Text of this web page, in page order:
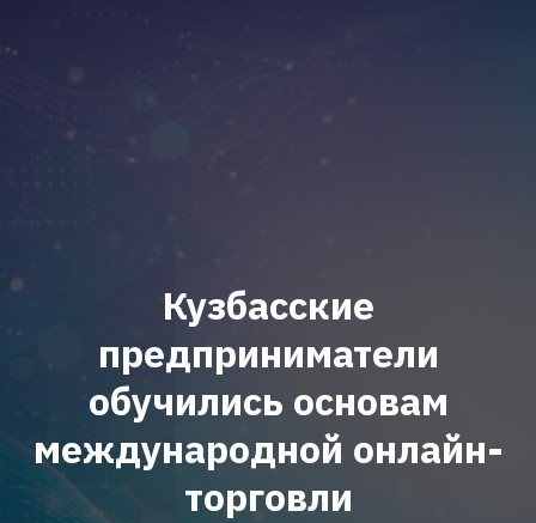
Кузбасские
предприниматели
обучились основам
международной онлайн-
торговли